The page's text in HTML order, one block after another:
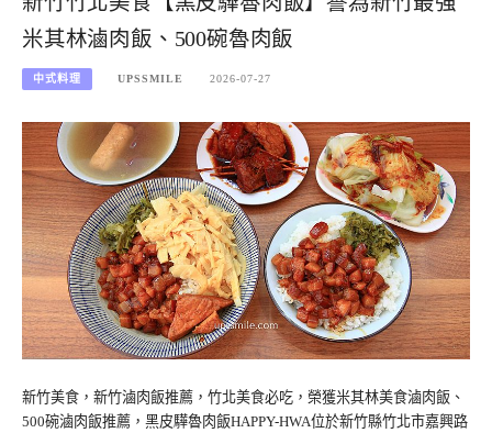
米其林滷肉飯、500碗魯肉飯
中式料理 UPSSMILE 2026-07-27
新竹美食，新竹滷肉飯推薦，竹北美食必吃，榮獲米其林美食滷肉飯、
500碗滷肉飯推薦，黑皮驊魯肉飯HAPPY-HWA位於新竹縣竹北市嘉興路